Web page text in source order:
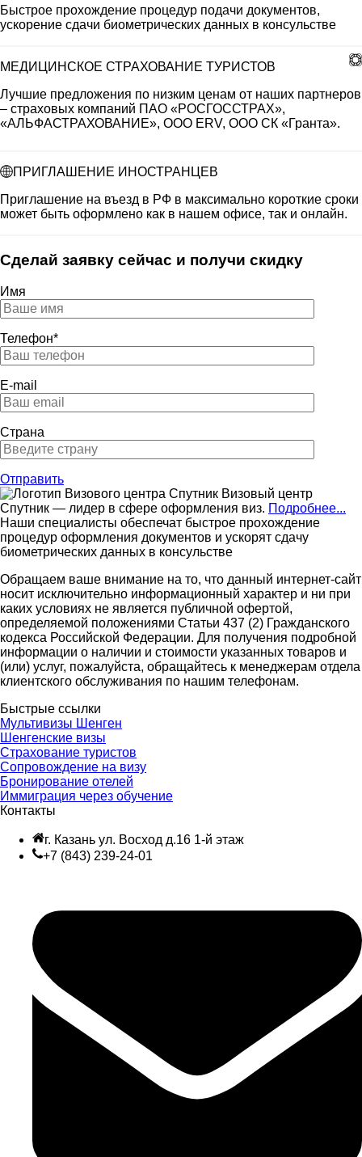
Быстрое прохождение процедур подачи документов,
ускорение сдачи биометрических данных в консульстве
МЕДИЦИНСКОЕ СТРАХОВАНИЕ ТУРИСТОВ
Лучшие предложения по низким ценам от наших партнеров
– страховых компаний ПАО «РОСГОССТРАХ»,
«АЛЬФАСТРАХОВАНИЕ», ООО ERV, ООО СК «Гранта».
ПРИГЛАШЕНИЕ ИНОСТРАНЦЕВ
Приглашение на въезд в РФ в максимально короткие сроки
может быть оформлено как в нашем офисе, так и онлайн.
Сделай заявку сейчас и получи скидку
Имя
Телефон*
E-mail
Страна
Отправить
Визовый центр
Спутник — лидер в сфере оформления виз. Подробнее...
Наши специалисты обеспечат быстрое прохождение
процедур оформления документов и ускорят сдачу
биометрических данных в консульстве
Обращаем ваше внимание на то, что данный интернет-сайт
носит исключительно информационный характер и ни при
каких условиях не является публичной офертой,
определяемой положениями Статьи 437 (2) Гражданского
кодекса Российской Федерации. Для получения подробной
информации о наличии и стоимости указанных товаров и
(или) услуг, пожалуйста, обращайтесь к менеджерам отдела
клиентского обслуживания по нашим телефонам.
Быстрые ссылки
Мультивизы Шенген
Шенгенские визы
Страхование туристов
Сопровождение на визу
Бронирование отелей
Иммиграция через обучение
Контакты
г. Казань ул. Восход д.16 1-й этаж
+7 (843) 239-24-01